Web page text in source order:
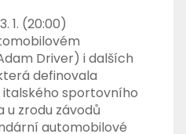
1. (20:00)
Driver) i dalších
definovala
sportovního
u zrodu závodů
automobilové